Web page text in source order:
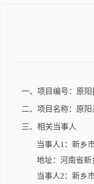
一、项目编号：原阳
二、项目名称：原
三、相关当事人
当事人1：新乡
地址：河南省新
当事人2：新乡